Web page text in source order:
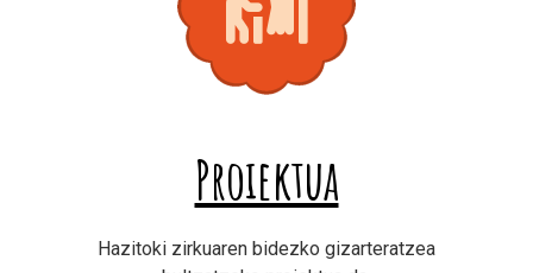
Proiektua
Hazitoki zirkuaren bidezko gizarteratzea